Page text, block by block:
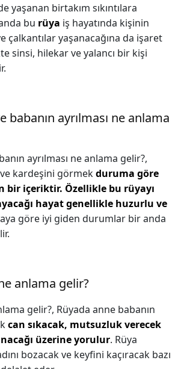
yaşanan birtakım sıkıntılara
bu rüya iş hayatında kişinin
çalkantılar yaşanacağına da işaret
sinsi, hilekar ve yalancı bir kişi
babanın ayrılması ne anlama
ayrılması ne anlama gelir?,
kardeşini görmekduruma göre
bir içeriktir. Özellikle bu rüyayı
hayat genellikle huzurlu ve
göre iyi giden durumlar bir anda
anlama gelir?
gelir?, Rüyada anne babanın
can sıkacak, mutsuzluk verecek
üzerine yorulur. Rüya
bozacak ve keyfini kaçıracak bazı